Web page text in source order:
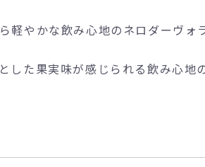
軽やかな飲み心地のネロダーヴォ
した果実味が感じられる飲み心地